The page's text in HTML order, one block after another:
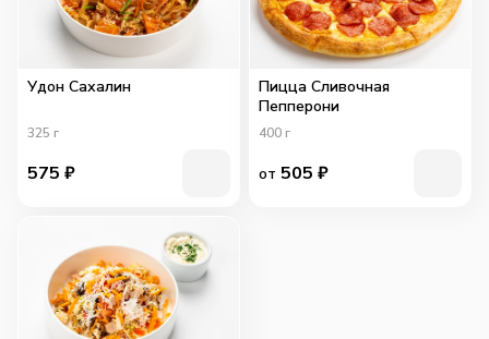
Удон Сахалин
325 г
575 ₽
Пицца Сливочная
Пепперони
400 г
от 505 ₽